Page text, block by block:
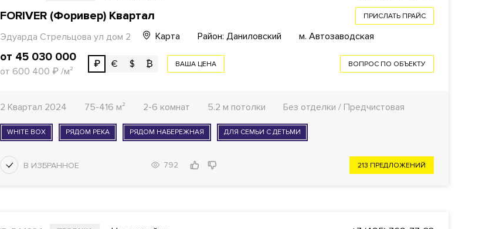
ПРИСЛАТЬ ПРАЙС
FORIVER (Форивер) Квартал
Эдуарда Стрельцова ул дом 2 Карта Район: Даниловский м. Автозаводская
от 45 030 000
от 600 400₽ /м²
₽ € $ ₿ ВАША ЦЕНА ВОПРОС ПО ОБЪЕКТУ
2 Квартал 2024 75-416 м² 2-6 комнат 5.2 м потолки Без отделки / Предчистовая
WHITE BOX РЯДОМ РЕКА РЯДОМ НАБЕРЕЖНАЯ ДЛЯ СЕМЬИ С ДЕТЬМИ
792 213 ПРЕДЛОЖЕНИЙ